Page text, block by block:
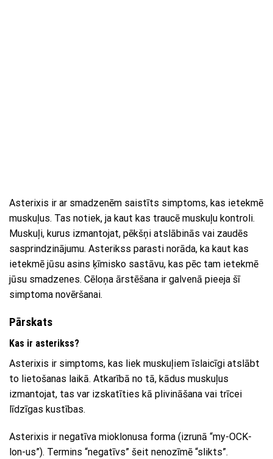
Asterixis ir ar smadzenēm saistīts simptoms, kas ietekmē
muskuļus. Tas notiek, ja kaut kas traucē muskuļu kontroli.
Muskuļi, kurus izmantojat, pēkšņi atslābinās vai zaudēs
sasprindzinājumu. Asterikss parasti norāda, ka kaut kas
ietekmē jūsu asins ķīmisko sastāvu, kas pēc tam ietekmē
jūsu smadzenes. Cēloņa ārstēšana ir galvenā pieeja šī
simptoma novēršanai.
Pārskats
Kas ir asterikss?
Asterixis ir simptoms, kas liek muskuļiem īslaicīgi atslābt
to lietošanas laikā. Atkarībā no tā, kādus muskuļus
izmantojat, tas var izskatīties kā plivināšana vai trīcei
līdzīgas kustības.
Asterixis ir negatīva mioklonusa forma (izrunā “my-OCK-
lon-us”). Termins “negatīvs” šeit nenozīmē “slikts”.